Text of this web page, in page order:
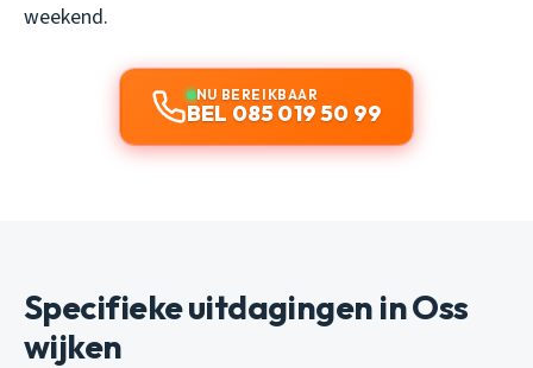
weekend.
NU BEREIKBAAR
BEL 085 019 50 99
Specifieke uitdagingen in Oss
wijken